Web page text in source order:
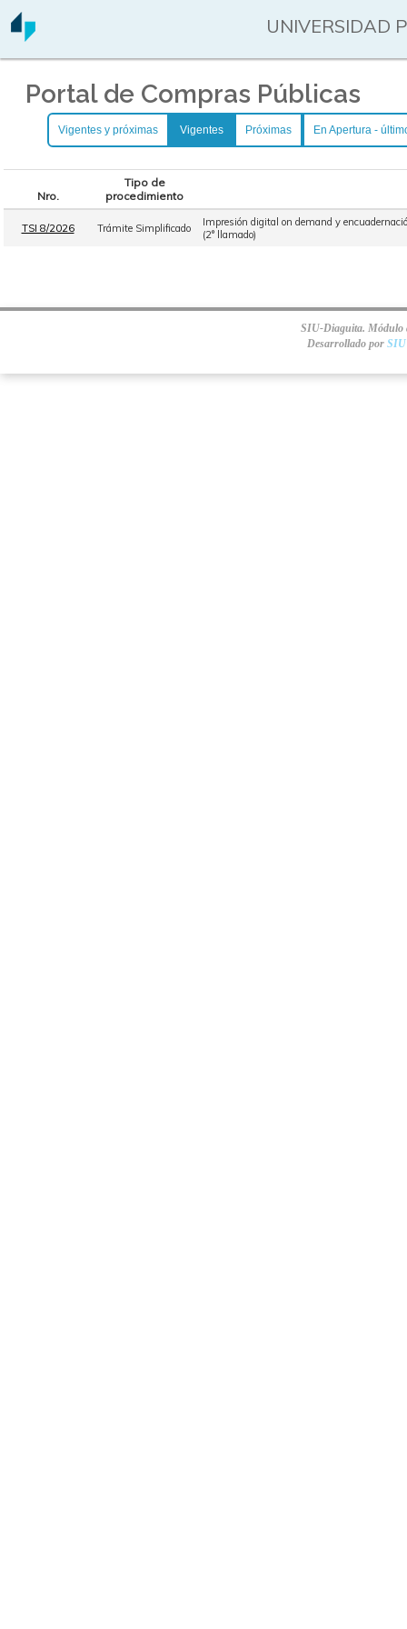
UNIVERSIDAD
Portal de Compras Públicas
Vigentes y próximas Vigentes Próximas En Apertura -
Nro.
Tipo de
procedimiento
TSI 8/2026 Trámite Simplificado
Impresión digital on demand y
(2° llamado)
SIU-Diaguita. Módulo
Desarrollado por SIU